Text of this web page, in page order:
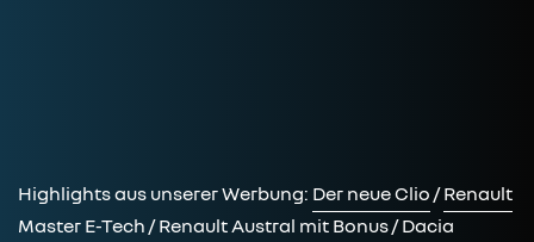
Highlights aus unserer Werbung: Der neue Clio /Renault
Master E-Tech /Renault Austral mit Bonus/Dacia